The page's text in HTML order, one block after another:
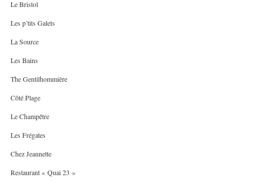
Le Bristol
Les p’tits Galets
La Source
Les Bains
The Gentilhommière
Côté Plage
Le Champêtre
Les Frégates
Chez Jeannette
Restaurant « Quai 23 »